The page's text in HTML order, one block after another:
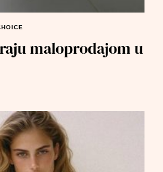
maloprodajom u